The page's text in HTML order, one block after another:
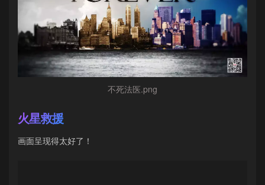
不死法医.png
火星救援
画面呈现得太好了！